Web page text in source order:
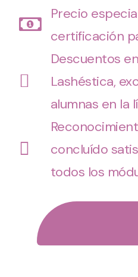
Precio
certificación
Descuentos
Lashéstica,
alumnas en la
concluído
todos los